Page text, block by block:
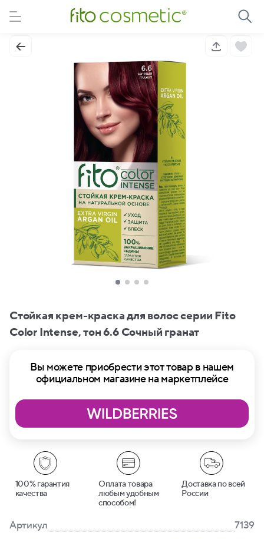
Стойкая крем-краска для волос серии Fito
Сolor Intense, тон 6.6 Сочный гранат
Вы можете приобрести этот товар в нашем
официальном магазине на маркетплейсе
100% гарантия
качества
Оплата товара
любым удобным
способом!
Доставка по всей
России
Артикул
7139